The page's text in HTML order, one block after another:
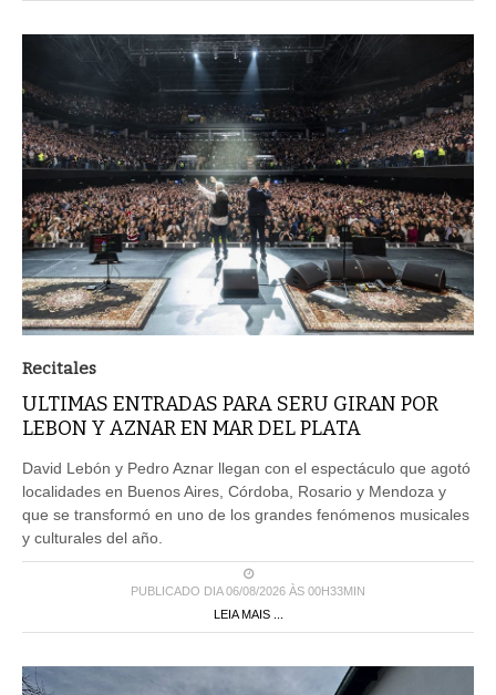
Recitales
ULTIMAS ENTRADAS PARA SERU GIRAN POR
LEBON Y AZNAR EN MAR DEL PLATA
David Lebón y Pedro Aznar llegan con el espectáculo que agotó
localidades en Buenos Aires, Córdoba, Rosario y Mendoza y
que se transformó en uno de los grandes fenómenos musicales
y culturales del año.
PUBLICADO DIA 06/08/2026 ÀS 00H33MIN
LEIA MAIS ...